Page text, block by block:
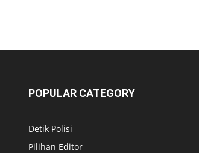
POPULAR CATEGORY
Detik Polisi
Pilihan Editor